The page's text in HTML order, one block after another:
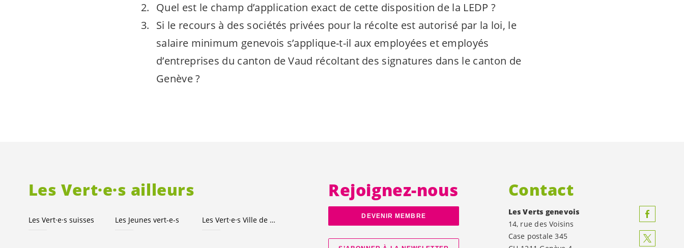
Quel est le champ d’application exact de cette disposition de la LEDP ?
Si le recours à des sociétés privées pour la récolte est autorisé par la loi, le
salaire minimum genevois s’applique-t-il aux employées et employés
d’entreprises du canton de Vaud récoltant des signatures dans le canton de
Genève ?
Les Vert·e·s ailleurs
Les Vert·e·s suisses Les Jeunesvert-e-s LesVert·e·s Ville de Genève
Rejoignez-nous
DEVENIR MEMBRE
Contact
Les Verts genevois
14, rue des Voisins
Case postale 345